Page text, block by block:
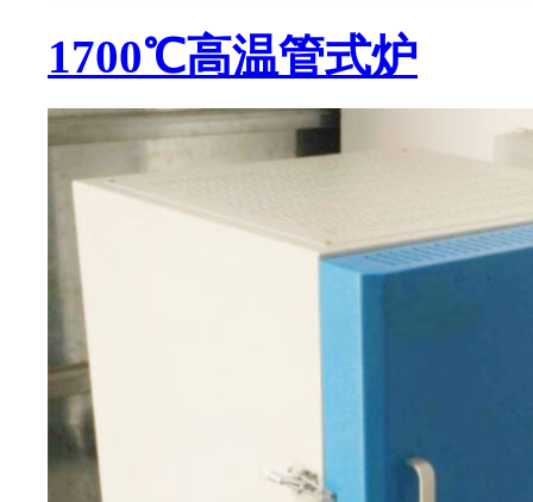
1700℃高温管式炉